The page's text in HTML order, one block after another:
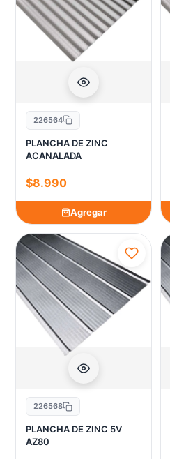
226564
PLANCHA DE ZINC
ACANALADA
$8.990
Agregar
226568
PLANCHA DE ZINC 5V
AZ80